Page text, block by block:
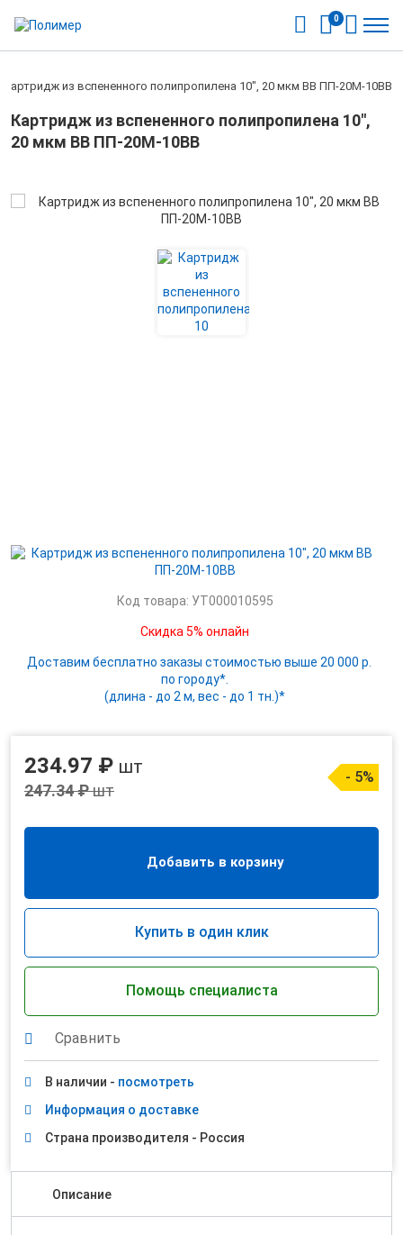
0
Картридж из вспененного полипропилена 10", 20 мкм ВВ ПП-20M-10BB
Картридж из вспененного полипропилена 10",
20 мкм ВВ ПП-20M-10BB
Код товара: УТ000010595
Скидка 5% онлайн
Доставим бесплатно заказы стоимостью выше 20 000 р.
по городу*.
(длина - до 2 м, вес - до 1 тн.)*
234.97 ₽ шт
247.34 ₽шт
- 5%
Добавить в корзину
Купить в один клик
Помощь специалиста
Сравнить
В наличии - посмотреть
Информация о доставке
Страна производителя - Россия
Описание